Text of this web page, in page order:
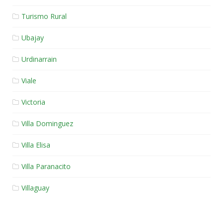
Turismo Rural
Ubajay
Urdinarrain
Viale
Victoria
Villa Dominguez
Villa Elisa
Villa Paranacito
Villaguay